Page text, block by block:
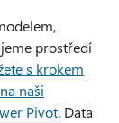
prostředí
s krokem
naši
Pivot. Data